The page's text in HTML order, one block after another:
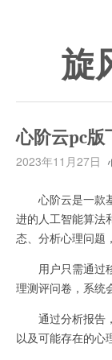
旋
心阶云pc版
2023年11月27日
心阶云是一款基
进的人工智能算法
态、分析心理问题
用户只需通过移
理测评问卷，系统
通过分析报告，
以及可能存在的心